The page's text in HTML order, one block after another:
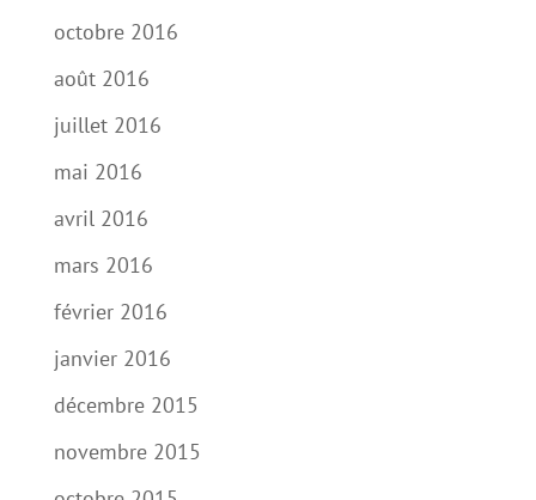
octobre 2016
août 2016
juillet 2016
mai 2016
avril 2016
mars 2016
février 2016
janvier 2016
décembre 2015
novembre 2015